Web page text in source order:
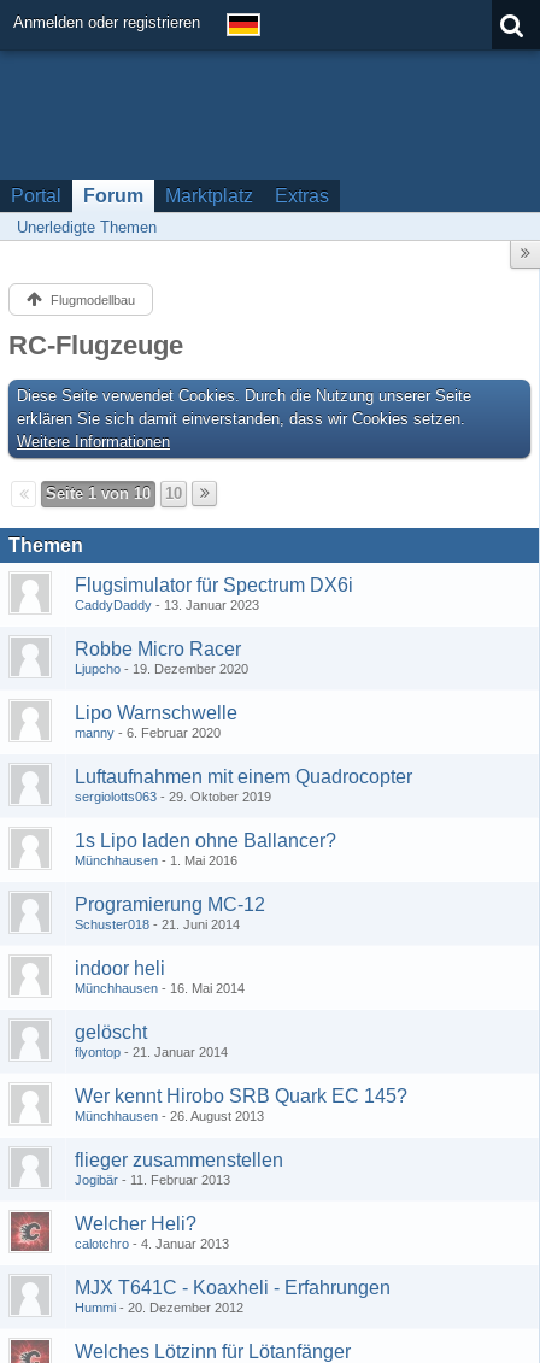
Anmelden oder registrieren
Portal Forum Marktplatz Extras
Unerledigte Themen
Flugmodellbau
RC-Flugzeuge
Diese Seite verwendet Cookies. Durch die Nutzung unserer Seite
erklären Sie sich damit einverstanden, dass wir Cookies setzen.
Weitere Informationen
Seite 1 von 10 10
Themen
Flugsimulator für Spectrum DX6i
CaddyDaddy 13. Januar 2023
Robbe Micro Racer
Ljupcho 19. Dezember 2020
Lipo Warnschwelle
manny 6. Februar 2020
Luftaufnahmen mit einem Quadrocopter
sergiolotts063 29. Oktober 2019
1s Lipo laden ohne Ballancer?
Münchhausen 1. Mai 2016
Programierung MC-12
Schuster018 21. Juni 2014
indoor heli
Münchhausen 16. Mai 2014
gelöscht
flyontop 21. Januar 2014
Wer kennt Hirobo SRB Quark EC 145?
Münchhausen 26. August 2013
flieger zusammenstellen
Jogibär 11. Februar 2013
Welcher Heli?
calotchro 4. Januar 2013
MJX T641C - Koaxheli - Erfahrungen
Hummi 20. Dezember 2012
Welches Lötzinn für Lötanfänger